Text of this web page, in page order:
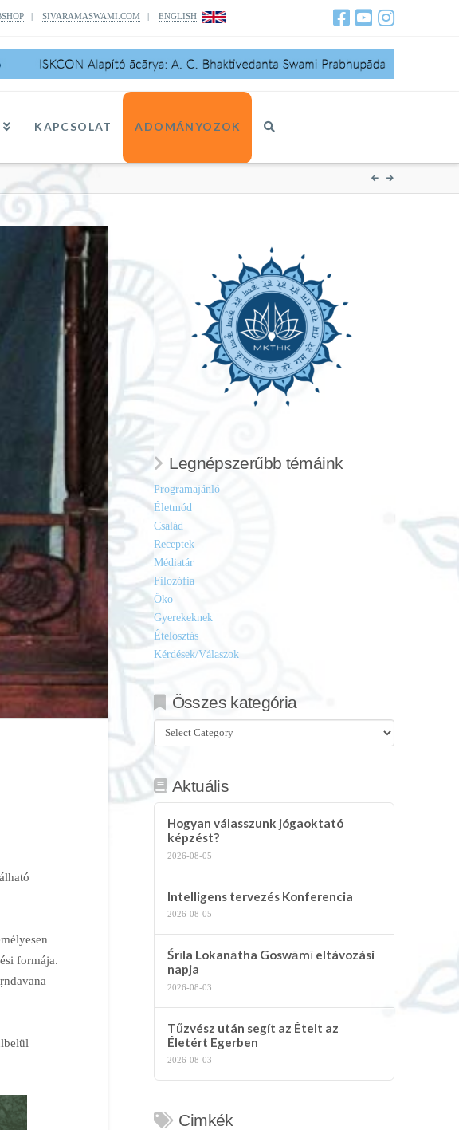
| SIVARAMASWAMI.COM| ENGLISH
KAPCSOLAT ADOMÁNYOZOK
formája.
Legnépszerűbb témáink
Programajánló
Életmód
Család
Receptek
Médiatár
Filozófia
Öko
Gyerekeknek
Ételosztás
Kérdések/Válaszok
Összes kategória
Összes
kategória
Aktuális
Hogyan válasszunk jógaoktató
képzést?
2026-08-05
Intelligens tervezés Konferencia
2026-08-05
Śrīla Lokanātha Goswāmī eltávozási
napja
2026-08-03
Tűzvész után segít az Ételt az
Életért Egerben
2026-08-03
Cimkék